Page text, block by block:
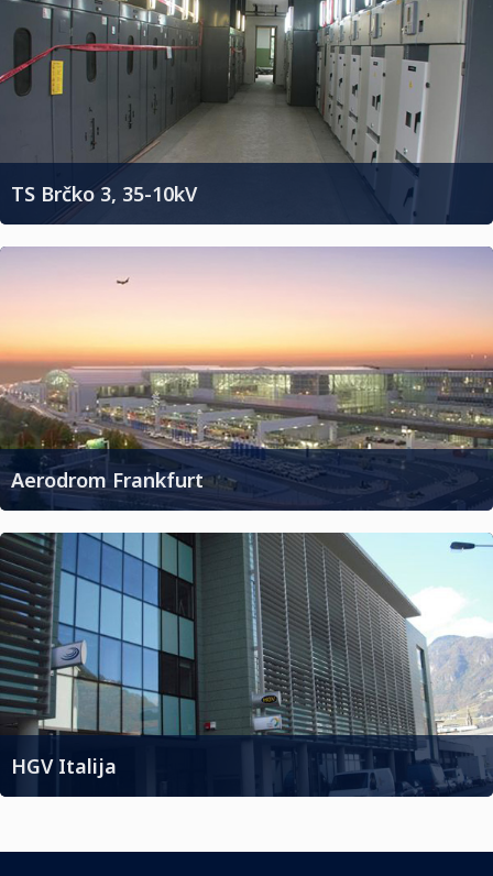
TS Brčko 3, 35-10kV
Aerodrom Frankfurt
HGV Italija